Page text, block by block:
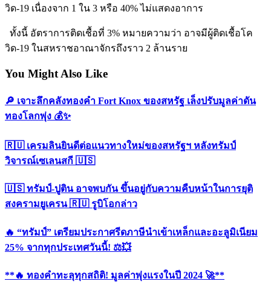
วิด-19 เนื่องจาก 1 ใน 3 หรือ 40% ไม่แสดงอาการ
ทั้งนี้ อัตราการติดเชื้อที่ 3% หมายความว่า อาจมีผู้ติดเชื้อโค
วิด-19 ในสหราชอาณาจักรถึงราว 2 ล้านราย
You Might Also Like
🔎 เจาะลึกคลังทองคำ Fort Knox ของสหรัฐ เล็งปรับมูลค่าดัน
ทองโลกพุ่ง 💰✨
🇷🇺 เครมลินยินดีต่อแนวทางใหม่ของสหรัฐฯ หลังทรัมป์
วิจารณ์เซเลนสกี 🇺🇸
🇺🇸 ทรัมป์-ปูติน อาจพบกัน ขึ้นอยู่กับความคืบหน้าในการยุติ
สงครามยูเครน 🇷🇺 รูบิโอกล่าว
🔥 “ทรัมป์” เตรียมประกาศรีดภาษีนำเข้าเหล็กและอะลูมิเนียม
25% จากทุกประเทศวันนี้! ⚖️💥
**🔥 ทองคำทะลุทุกสถิติ! มูลค่าพุ่งแรงในปี 2024 🚀**